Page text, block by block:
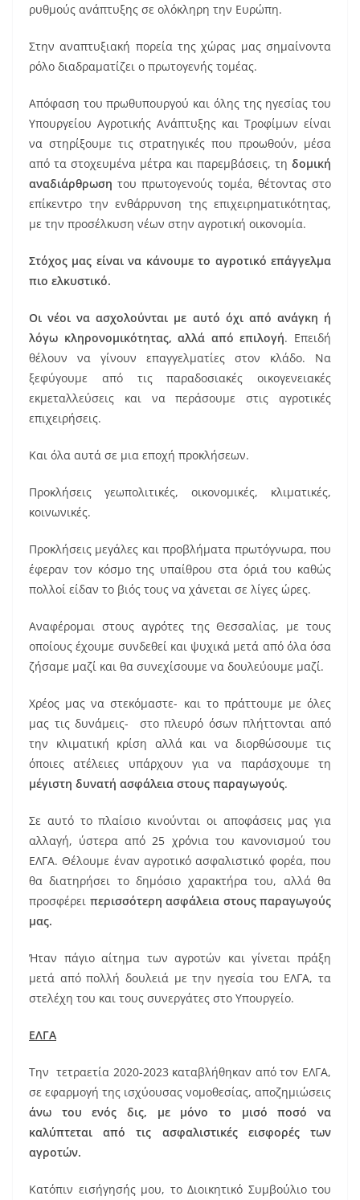
ρυθμούς ανάπτυξης σε ολόκληρη την Ευρώπη.
Στην αναπτυξιακή πορεία της χώρας μας σημαίνοντα
ρόλο διαδραματίζει ο πρωτογενής τομέας.
Απόφαση του πρωθυπουργού και όλης της ηγεσίας του
Υπουργείου Αγροτικής Ανάπτυξης και Τροφίμων είναι
να στηρίξουμε τις στρατηγικές που προωθούν, μέσα
από τα στοχευμένα μέτρα και παρεμβάσεις, τη δομική
αναδιάρθρωση του πρωτογενούς τομέα, θέτοντας στο
επίκεντρο την ενθάρρυνση της επιχειρηματικότητας,
με την προσέλκυση νέων στην αγροτική οικονομία.
Στόχος μας είναι να κάνουμε το αγροτικό επάγγελμα
πιο ελκυστικό.
Οι νέοι να ασχολούνται με αυτό όχι από ανάγκη ή
λόγω κληρονομικότητας, αλλά από επιλογή. Επειδή
θέλουν να γίνουν επαγγελματίες στον κλάδο. Να
ξεφύγουμε από τις παραδοσιακές οικογενειακές
εκμεταλλεύσεις και να περάσουμε στις αγροτικές
επιχειρήσεις.
Και όλα αυτά σε μια εποχή προκλήσεων.
Προκλήσεις γεωπολιτικές, οικονομικές, κλιματικές,
κοινωνικές.
Προκλήσεις μεγάλες και προβλήματα πρωτόγνωρα, που
έφεραν τον κόσμο της υπαίθρου στα όριά του καθώς
πολλοί είδαν το βιός τους να χάνεται σε λίγες ώρες.
Αναφέρομαι στους αγρότες της Θεσσαλίας, με τους
οποίους έχουμε συνδεθεί και ψυχικά μετά από όλα όσα
ζήσαμε μαζί και θα συνεχίσουμε να δουλεύουμε μαζί.
Χρέος μας να στεκόμαστε- και το πράττουμε με όλες
μας τις δυνάμεις- στο πλευρό όσων πλήττονται από
την κλιματική κρίση αλλά και να διορθώσουμε τις
όποιες ατέλειες υπάρχουν για να παράσχουμε τη
μέγιστη δυνατή ασφάλεια στους παραγωγούς.
Σε αυτό το πλαίσιο κινούνται οι αποφάσεις μας για
αλλαγή, ύστερα από 25 χρόνια του κανονισμού του
ΕΛΓΑ. Θέλουμε έναν αγροτικό ασφαλιστικό φορέα, που
θα διατηρήσει το δημόσιο χαρακτήρα του, αλλά θα
προσφέρει περισσότερη ασφάλεια στους παραγωγούς
μας.
Ήταν πάγιο αίτημα των αγροτών και γίνεται πράξη
μετά από πολλή δουλειά με την ηγεσία του ΕΛΓΑ, τα
στελέχη του και τους συνεργάτες στο Υπουργείο.
ΕΛΓΑ
Την τετραετία 2020-2023 καταβλήθηκαν από τον ΕΛΓΑ,
σε εφαρμογή της ισχύουσας νομοθεσίας, αποζημιώσεις
άνω του ενός δις, με μόνο το μισό ποσό να
καλύπτεται από τις ασφαλιστικές εισφορές των
αγροτών.
Κατόπιν εισήγησής μου, το Διοικητικό Συμβούλιο του